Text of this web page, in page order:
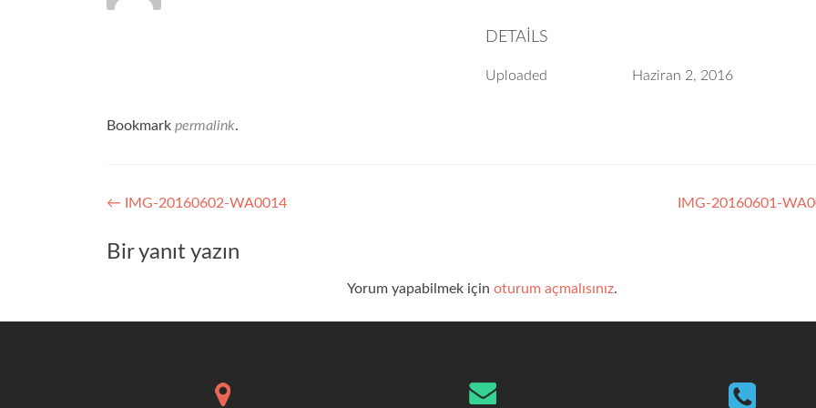
DETAILS
Uploaded Haziran 2, 2016
Bookmark permalink.
Yazı
dolaşımı
← IMG-20160602-WA0014 IMG-20160601-
Bir yanıt yazın
Yorum yapabilmek için oturum açmalısınız.